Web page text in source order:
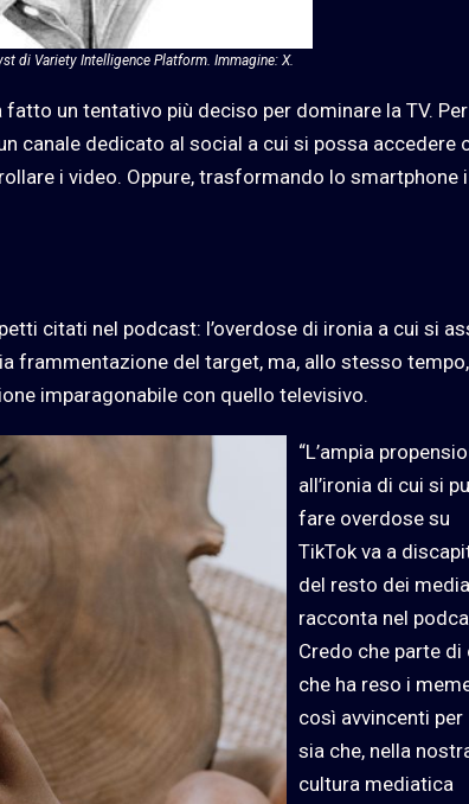
di Variety Intelligence Platform. Immagine: X.
fatto un tentativo più deciso per dominare la TV. Per
canale dedicato al social a cui si possa accedere
i video. Oppure, trasformando lo smartphone
citati nel podcast: l’overdose di ironia a cui si
frammentazione del target, ma, allo stesso
imparagonabile con quello televisivo.
“L’ampia
all’ironia di cui si
fare overdose su
TikTok va a
del resto dei
racconta nel
Credo che parte di
che ha reso i
così avvincenti per
sia che, nella
cultura mediatica